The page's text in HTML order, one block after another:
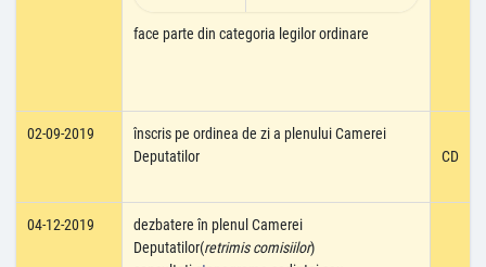
face parte din categoria legilor ordinare
02-09-2019
înscris pe ordinea de zi a plenului Camerei
Deputatilor
CD
04-12-2019
dezbatere în plenul Camerei
Deputatilor(retrimis comisiilor)